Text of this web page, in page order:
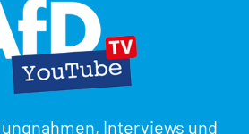
Interviews und